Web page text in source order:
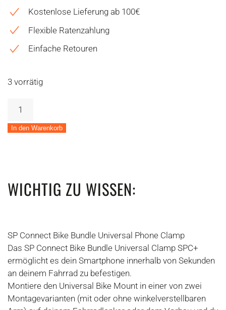
Kostenlose Lieferung ab 100€
Flexible Ratenzahlung
Einfache Retouren
3 vorrätig
Bundle
In den Warenkorb
WICHTIG ZU WISSEN:
SP Connect Bike Bundle Universal Phone Clamp
Das SP Connect Bike Bundle Universal Clamp SPC+
ermöglicht es dein Smartphone innerhalb von Sekunden
an deinem Fahrrad zu befestigen.
Montiere den Universal Bike Mount in einer von zwei
Montagevarianten (mit oder ohne winkelverstellbaren